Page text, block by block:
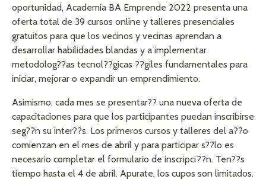
oportunidad, Academia BA Emprende 2022 presenta una
oferta total de 39 cursos online y talleres presenciales
gratuitos para que los vecinos y vecinas aprendan a
desarrollar habilidades blandas y a implementar
metodolog??as tecnol??gicas ??giles fundamentales para
iniciar, mejorar o expandir un emprendimiento.
Asimismo, cada mes se presentar?? una nueva oferta de
capacitaciones para que los participantes puedan inscribirse
seg??n su inter??s. Los primeros cursos y talleres del a??o
comienzan en el mes de abril y para participar s??lo es
necesario completar el formulario de inscripci??n. Ten??s
tiempo hasta el 4 de abril. Apurate, los cupos son limitados.